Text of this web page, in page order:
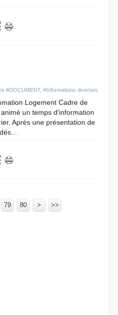
#DOCUMENT, #Informations diverses
Logement Cadre de
un temps d'information
Après une présentation de
79 80 90
100
200
300
400
500
600
> >>